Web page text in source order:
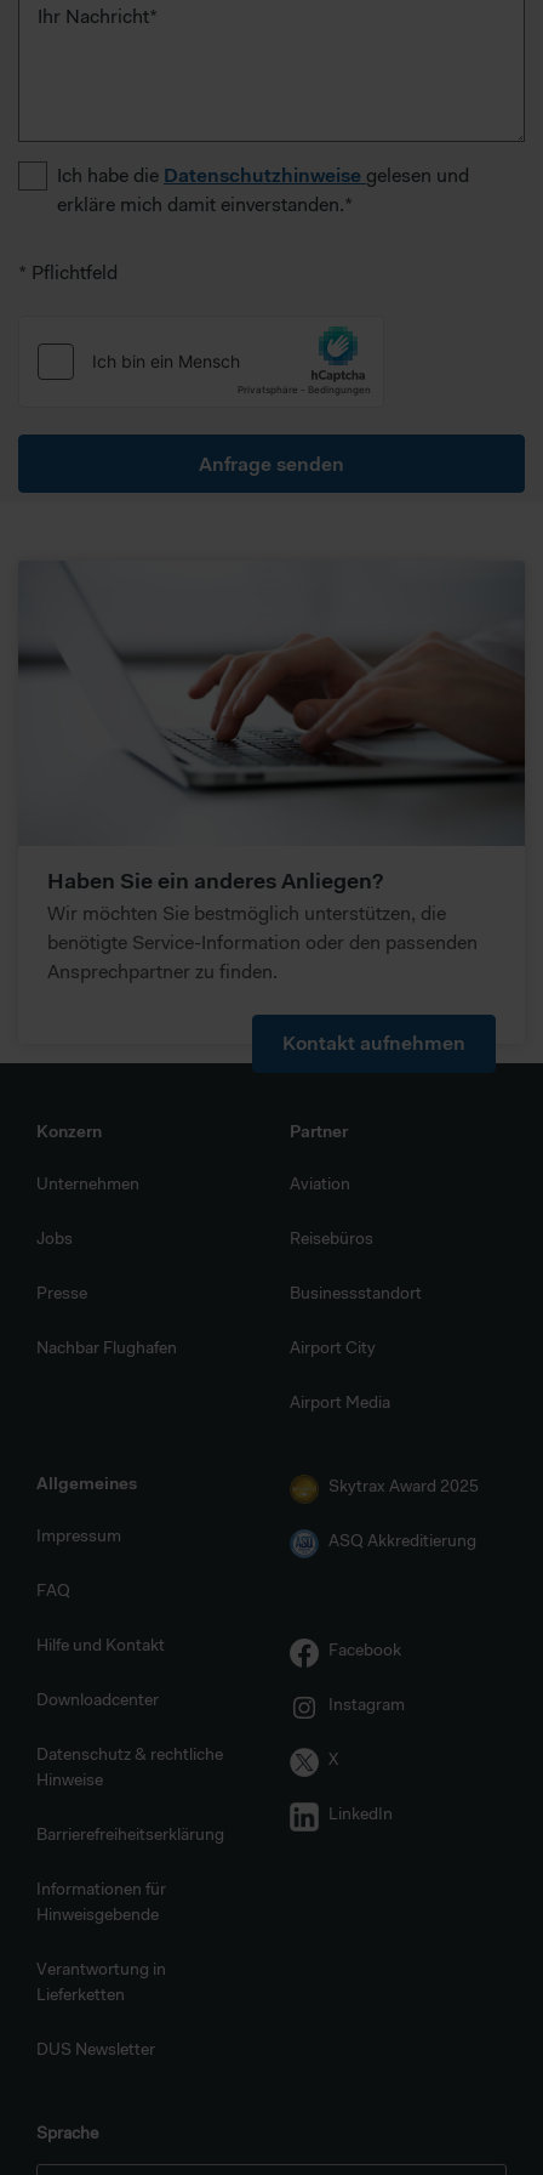
Ihr Nachricht*
Ich habe die Datenschutzhinweise gelesen und
erkläre mich damit einverstanden.*
* Pflichtfeld
Haben Sie ein anderes Anliegen?
Wir möchten Sie bestmöglich unterstützen, die
benötigte Service-Information oder den passenden
Ansprechpartner zu finden.
Kontakt aufnehmen
Konzern
Unternehmen
Jobs
Presse
Nachbar Flughafen
Partner
Aviation
Reisebüros
Businessstandort
Airport City
Airport Media
Allgemeines
Impressum
FAQ
Hilfe und Kontakt
Downloadcenter
Datenschutz & rechtliche
Hinweise
Barrierefreiheitserklärung
Informationen für
Hinweisgebende
Verantwortung in
Lieferketten
DUS Newsletter
Skytrax Award 2025
ASQ Akkreditierung
Facebook
Instagram
X
LinkedIn
Sprache